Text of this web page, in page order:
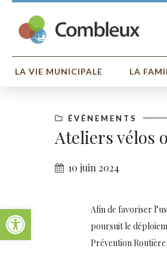
Ouvrir la barre d’outils
LA VIE MUNICIPALE LA
ÉVÉNEMENTS
Ateliers vélos
10 juin 2024
Afin de favoriser
poursuit le
Prévention